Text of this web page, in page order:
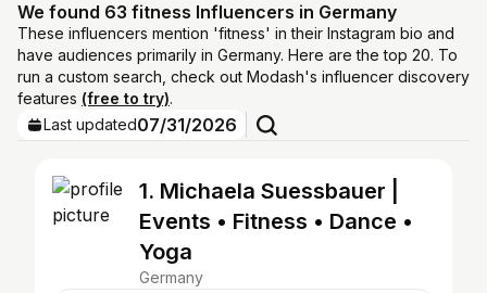
We found 63 fitness Influencers in Germany
These influencers mention 'fitness' in their Instagram bio and
have audiences primarily in Germany. Here are the top 20. To
run a custom search, check out Modash's influencer discovery
features (free to try).
Last updated07/31/2026
1. Michaela Suessbauer |
Events • Fitness • Dance •
Yoga
Germany